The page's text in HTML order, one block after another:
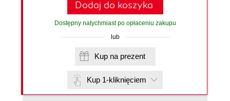
Dodaj do koszyka
Dostępny natychmiast po opłaceniu zakupu
lub
Kup na prezent
Kup 1-kliknięciem